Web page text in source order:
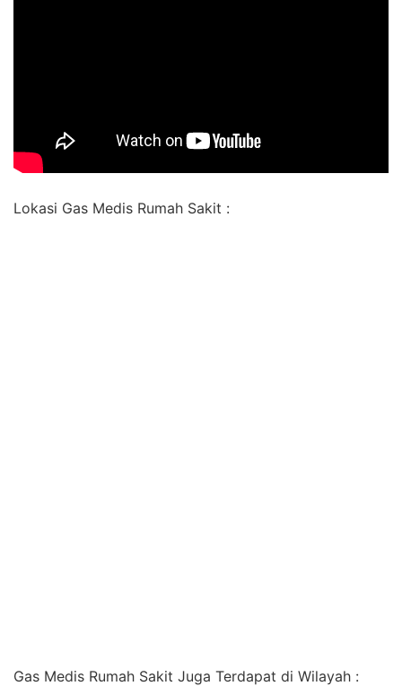
Lokasi Gas Medis Rumah Sakit :
Gas Medis Rumah Sakit Juga Terdapat di Wilayah :